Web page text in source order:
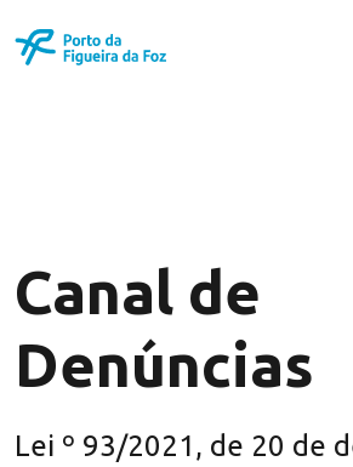
Canal de
Denúncias
Lei º 93/2021, de 20 de